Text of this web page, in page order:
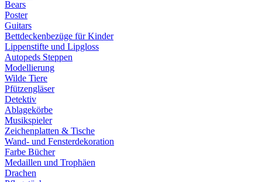
Bears
Poster
Guitars
Bettdeckenbezüge für Kinder
Lippenstifte und Lipgloss
Autopeds Steppen
Modellierung
Wilde Tiere
Pfützengläser
Detektiv
Ablagekörbe
Musikspieler
Zeichenplatten & Tische
Wand- und Fensterdekoration
Farbe Bücher
Medaillen und Trophäen
Drachen